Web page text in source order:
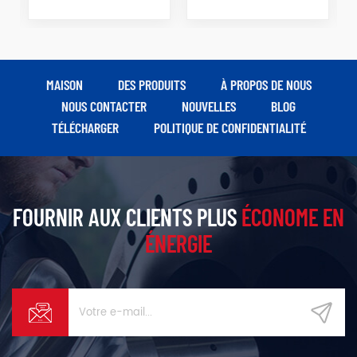
MAISON DES PRODUITS
À PROPOS DE NOUS
NOUS CONTACTER
NOUVELLES
BLOG
TÉLÉCHARGER
POLITIQUE DE CONFIDENTIALITÉ
FOURNIR AUX CLIENTS PLUSÉCONOME EN
ÉNERGIE